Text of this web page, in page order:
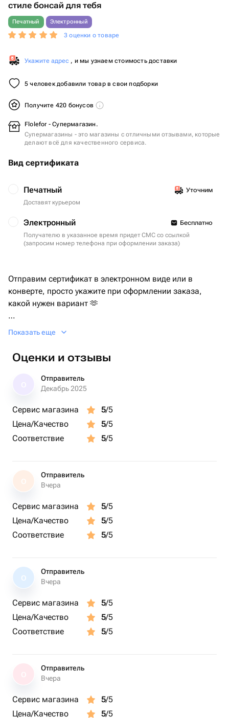
стиле бонсай для тебя
Печатный Электронный
3 оценки о товаре
Укажите адрес , и мы узнаем стоимость доставки
5 человек добавили товар в свои подборки
Получите 420 бонусов
Flolefor - Супермагазин.
Супермагазины - это магазины с отличными отзывами, которые
делают всё для качественного сервиса.
Вид сертификата
Печатный
Уточним
Доставят курьером
Электронный
Бесплатно
Получателю в указанное время придет СМС со ссылкой
(запросим номер телефона при оформлении заказа)
Отправим сертификат в электронном виде или в
конверте, просто укажите при оформлении заказа,
какой нужен вариант 🫶
Собери флорариум "L" в стиле бонсай своими руками
С нами вы узнаете историю флорариумов, принципы
построения композиции.
также ухаживать за готовым изделием.
В вашем распоряжении будут все необходимые
выбор, дренаж, грунт, декор: камни, пески, сухоцветы,
стабилизированный мох и тд.
По завершению мастер-класса бережно упакуем ваш
флорариум в крафтовую подарочную коробку.
Собранную композицию вы забираете с собой!
— подготовленное рабочее место в уютной студии;
— интересное времяпровождение в дружелюбной
атмосфере;
— помощь опытного мастера в выборе материалов и
составлении композиции;
— фото процесса работы и готовой композиции по
мастеру.
Место проведения:
г. Москва, ул. Петра Романова, 6 (м. Кожуховская)
Показать еще
Оценки и отзывы
Отправитель
Декабрь 2025
Сервис магазина 5/5
Цена/Качество
5/5
Соответствие
5/5
О
Отправитель
Вчера
Сервис магазина 5/5
Цена/Качество
5/5
Соответствие
5/5
О
Отправитель
Вчера
Сервис магазина 5/5
Цена/Качество
5/5
Соответствие
5/5
Отправитель
Вчера
Сервис магазина 5/5
Цена/Качество
5/5